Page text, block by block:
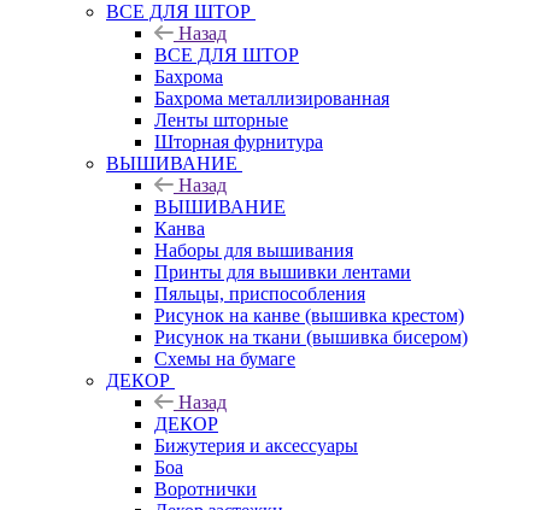
ВСЕ ДЛЯ ШТОР
Назад
ВСЕ ДЛЯ ШТОР
Бахрома
Бахрома металлизированная
Ленты шторные
Шторная фурнитура
ВЫШИВАНИЕ
Назад
ВЫШИВАНИЕ
Канва
Наборы для вышивания
Принты для вышивки лентами
Пяльцы, приспособления
Рисунок на канве (вышивка крестом)
Рисунок на ткани (вышивка бисером)
Схемы на бумаге
ДЕКОР
Назад
ДЕКОР
Бижутерия и аксессуары
Боа
Воротнички